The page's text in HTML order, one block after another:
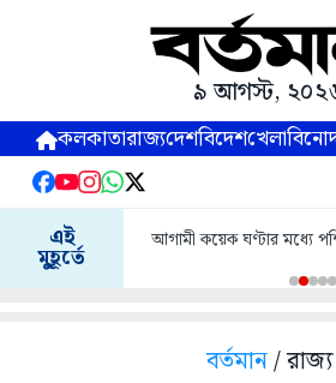
৯ আগস্ট,
কলকাতারাজ্যদেশবিদেশখেলা
এই
মুহূর্তে
আগামী কয়েক ঘণ্টার মধ্যে
বর্তমান/ রাজ্য